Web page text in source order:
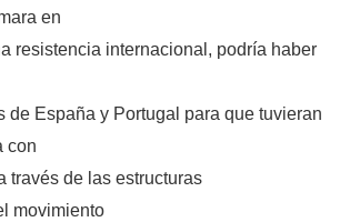
en
resistencia internacional, podría haber
de España y Portugal para que tuvieran
con
través de las estructuras
movimiento